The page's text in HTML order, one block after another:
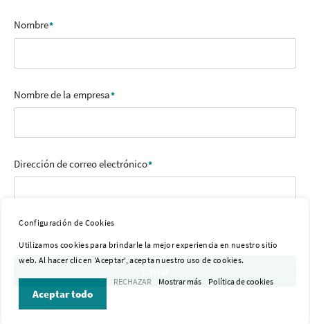
Nombre
Nombre de la empresa
Dirección de correo electrónico
Configuración de Cookies
Utilizamos cookies para brindarle la mejor experiencia en nuestro sitio
web. Al hacer clic en 'Aceptar', acepta nuestro uso de cookies.
Aceptar todo
RECHAZAR Mostrar más Política de cookies